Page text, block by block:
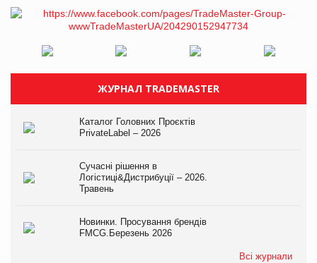
ЖУРНАЛ TRADEMASTER
Каталог Головних Проєктів
PrivateLabel – 2026
Сучасні рішення в
Логістиці&Дистрибуції – 2026.
Травень
Новинки. Просування брендів
FMCG.Березень 2026
Всі журнали